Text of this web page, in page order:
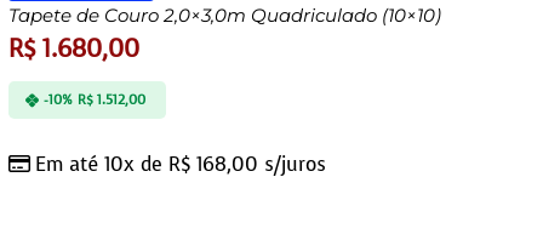
Tapete de Couro 2,0×3,0m Quadriculado (10×10)
R$1.680,00
Em até 10x de R$ 168,00 s/juros
-10% R$1.512,00